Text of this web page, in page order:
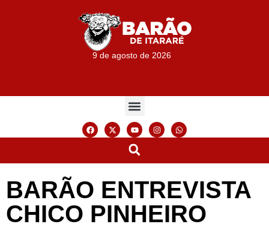
9 de agosto de 2026
BARÃO ENTREVISTA
CHICO PINHEIRO